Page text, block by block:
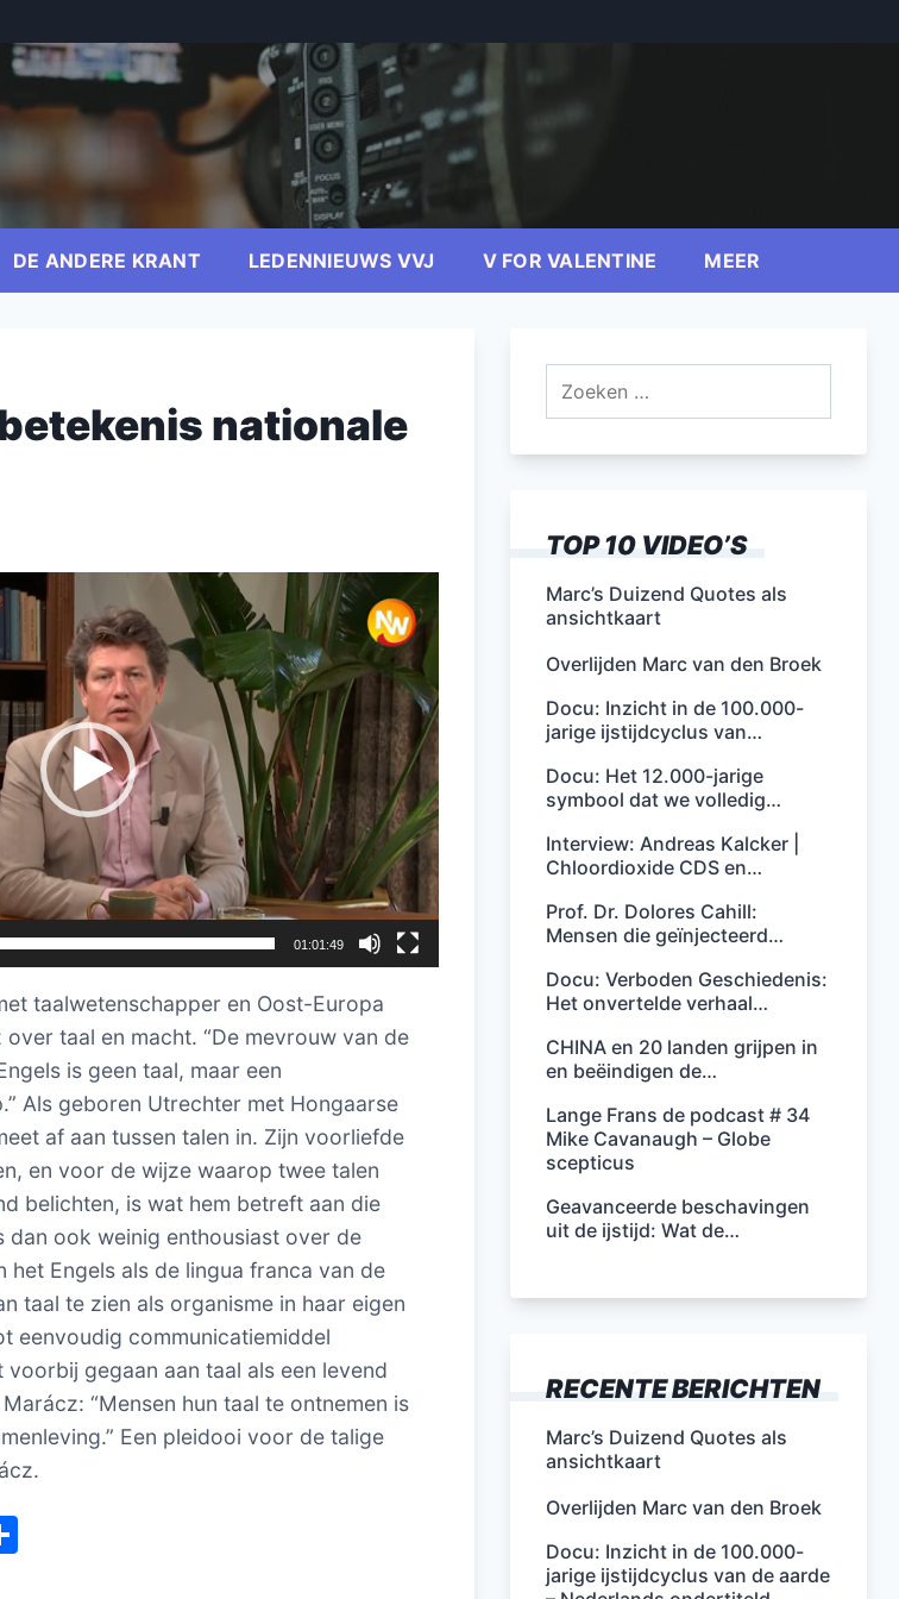
DE ANDERE KRANT LEDENNIEUWS VVJ V FOR VALENTINE MEER
nationale
01:01:49
taalwetenschapper en Oost-Europa
taal en macht. “De mevrouw van de
is geen taal, maar een
Als geboren Utrechter met Hongaarse
af aan tussen talen in. Zijn voorliefde
en voor de wijze waarop twee talen
belichten, is wat hem betreft aan die
dan ook weinig enthousiast over de
het Engels als de lingua franca van de
taal te zien als organisme in haar eigen
eenvoudig communicatiemiddel
gegaan aan taal als een levend
“Mensen hun taal te ontnemen is
Een pleidooi voor de talige
TOP 10 VIDEO’S
Marc’s Duizend Quotes als
ansichtkaart
Overlijden Marc van den Broek
Docu: Inzicht in de 100.000-
jarige ijstijdcyclus van…
Docu: Het 12.000-jarige
symbool dat we volledig…
Interview: Andreas Kalcker |
Chloordioxide CDS en…
Prof. Dr. Dolores Cahill:
Mensen die geïnjecteerd…
Docu: Verboden Geschiedenis:
Het onvertelde verhaal…
CHINA en 20 landen grijpen in
en beëindigen de…
Lange Frans de podcast # 34
Mike Cavanaugh – Globe
scepticus
Geavanceerde beschavingen
uit de ijstijd: Wat de…
RECENTE BERICHTEN
Marc’s Duizend Quotes als
ansichtkaart
Overlijden Marc van den Broek
Docu: Inzicht in de 100.000-
jarige ijstijdcyclus van de aarde